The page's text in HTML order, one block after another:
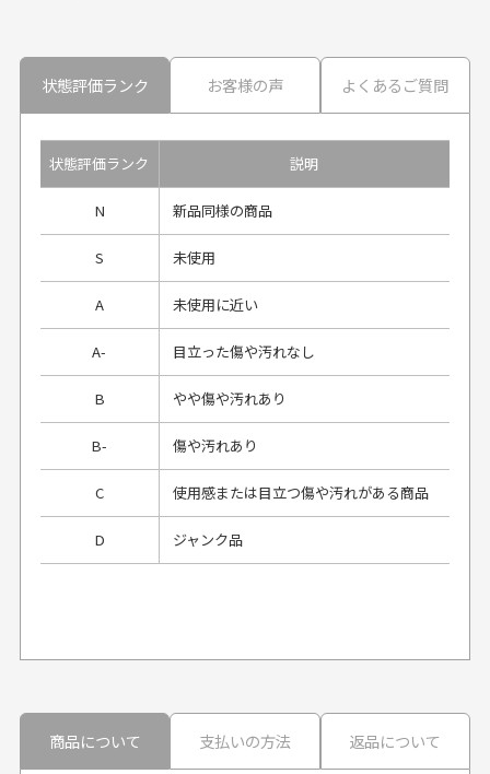
状態評価ランク お客様の声 よくあるご質問
状態評価ランク 説明
N 新品同様の商品
S 未使用
A 未使用に近い
A- 目立った傷や汚れなし
B やや傷や汚れあり
B- 傷や汚れあり
C 使用感または目立つ傷や汚れがある商品
D ジャンク品
30代男性
商品について 支払いの方法 返品について